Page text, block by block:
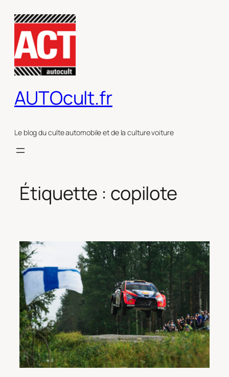
contenu
AUTOcult.fr
Le blog du culte automobile et de la culture voiture
Étiquette : copilote